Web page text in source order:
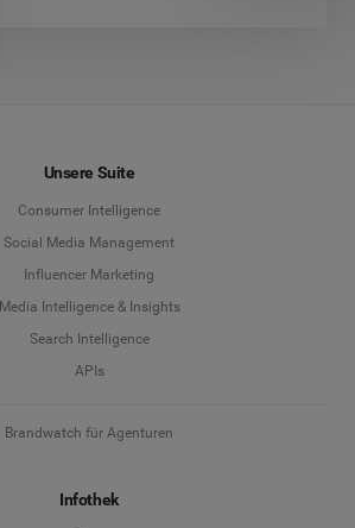
Unsere Suite
Consumer Intelligence
Social Media Management
Influencer Marketing
Media Intelligence & Insights
Search Intelligence
APIs
Brandwatch für Agenturen
Infothek